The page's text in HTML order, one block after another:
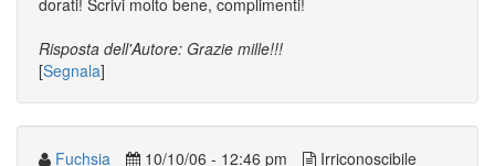
dorati! Scrivi molto bene, complimenti!
Risposta dell'Autore: Grazie mille!!!
[Segnala]
Fuchsia 10/10/06 - 12:46 pm
Irriconoscibile